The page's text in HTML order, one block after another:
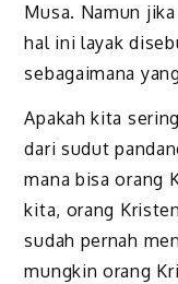
Musa. Namun
hal ini layak
sebagaimana
Apakah kita
dari sudut
mana bisa orang
kita, orang
sudah pernah
mungkin orang